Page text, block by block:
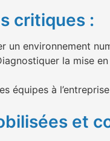
critiques :
un environnement
la mise
équipes à
et